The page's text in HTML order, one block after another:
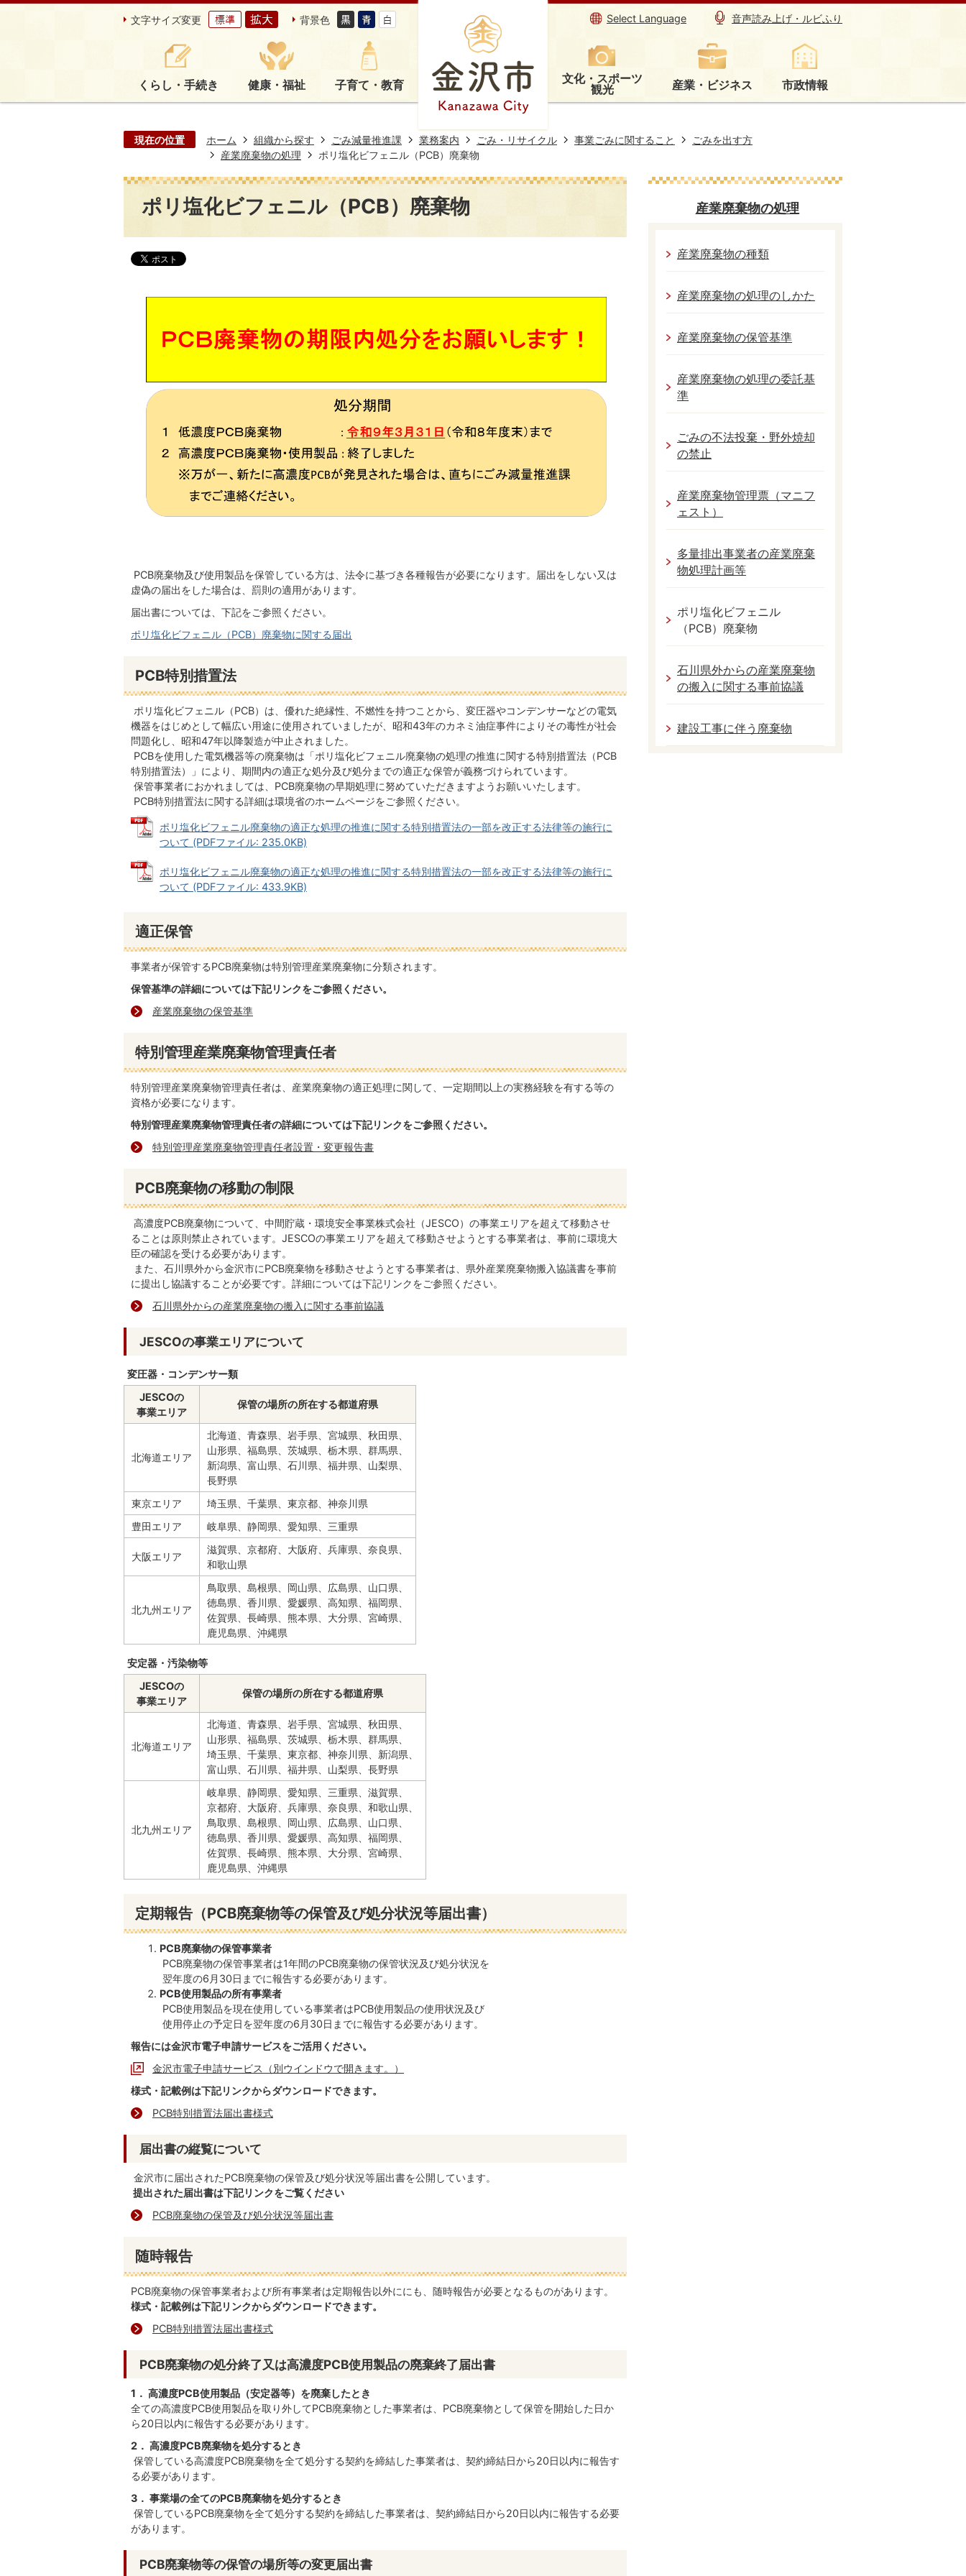
文字サイズ変更 背景色 Select Language 音声読み上げ・ルビふり
くらし・手続き 健康・福祉 子育て・教育 文化・スポーツ
観光 産業・ビジネス 市政情報
現在の位置 ホーム 組織から探す ごみ減量推進課 業務案内 ごみ・リサイクル 事業ごみに関すること
ごみを出す方
産業廃棄物の処理
ポリ塩化ビフェニル（PCB）廃棄物
ポリ塩化ビフェニル（PCB）廃棄物
PCB廃棄物及び使用製品を保管している方は、法令に基づき各種報告が必要になります。届出をしない又は
虚偽の届出をした場合は、罰則の適用があります。
届出書については、下記をご参照ください。
ポリ塩化ビフェニル（PCB）廃棄物に関する届出
PCB特別措置法
ポリ塩化ビフェニル（PCB）は、優れた絶縁性、不燃性を持つことから、変圧器やコンデンサーなどの電気
機器をはじめとして幅広い用途に使用されていましたが、昭和43年のカネミ油症事件によりその毒性が社会
問題化し、昭和47年以降製造が中止されました。
PCBを使用した電気機器等の廃棄物は「ポリ塩化ビフェニル廃棄物の処理の推進に関する特別措置法（PCB
特別措置法）」により、期間内の適正な処分及び処分までの適正な保管が義務づけられています。
保管事業者におかれましては、PCB廃棄物の早期処理に努めていただきますようお願いいたします。
PCB特別措置法に関する詳細は環境省のホームページをご参照ください。
ポリ塩化ビフェニル廃棄物の適正な処理の推進に関する特別措置法の一部を改正する法律等の施行に
ついて (PDFファイル: 235.0KB)
ポリ塩化ビフェニル廃棄物の適正な処理の推進に関する特別措置法の一部を改正する法律等の施行に
ついて (PDFファイル: 433.9KB)
適正保管
事業者が保管するPCB廃棄物は特別管理産業廃棄物に分類されます。
保管基準の詳細については下記リンクをご参照ください。
産業廃棄物の保管基準
特別管理産業廃棄物管理責任者
特別管理産業廃棄物管理責任者は、産業廃棄物の適正処理に関して、一定期間以上の実務経験を有する等の
資格が必要になります。
特別管理産業廃棄物管理責任者の詳細については下記リンクをご参照ください。
特別管理産業廃棄物管理責任者設置・変更報告書
PCB廃棄物の移動の制限
高濃度PCB廃棄物について、中間貯蔵・環境安全事業株式会社（JESCO）の事業エリアを超えて移動させ
ることは原則禁止されています。JESCOの事業エリアを超えて移動させようとする事業者は、事前に環境大
臣の確認を受ける必要があります。
また、石川県外から金沢市にPCB廃棄物を移動させようとする事業者は、県外産業廃棄物搬入協議書を事前
に提出し協議することが必要です。詳細については下記リンクをご参照ください。
石川県外からの産業廃棄物の搬入に関する事前協議
JESCOの事業エリアについて
変圧器・コンデンサー類
JESCOの
事業エリア
保管の場所の所在する都道府県
北海道エリア
北海道、青森県、岩手県、宮城県、秋田県、
山形県、福島県、茨城県、栃木県、群馬県、
新潟県、富山県、石川県、福井県、山梨県、
長野県
東京エリア
埼玉県、千葉県、東京都、神奈川県
豊田エリア
岐阜県、静岡県、愛知県、三重県
大阪エリア
滋賀県、京都府、大阪府、兵庫県、奈良県、
和歌山県
北九州エリア
鳥取県、島根県、岡山県、広島県、山口県、
徳島県、香川県、愛媛県、高知県、福岡県、
佐賀県、長崎県、熊本県、大分県、宮崎県、
鹿児島県、沖縄県
安定器・汚染物等
JESCOの
事業エリア
保管の場所の所在する都道府県
北海道エリア
北海道、青森県、岩手県、宮城県、秋田県、
山形県、福島県、茨城県、栃木県、群馬県、
埼玉県、千葉県、東京都、神奈川県、新潟県、
富山県、石川県、福井県、山梨県、長野県
北九州エリア
岐阜県、静岡県、愛知県、三重県、滋賀県、
京都府、大阪府、兵庫県、奈良県、和歌山県、
鳥取県、島根県、岡山県、広島県、山口県、
徳島県、香川県、愛媛県、高知県、福岡県、
佐賀県、長崎県、熊本県、大分県、宮崎県、
鹿児島県、沖縄県
定期報告（PCB廃棄物等の保管及び処分状況等届出書）
PCB廃棄物の保管事業者
PCB廃棄物の保管事業者は1年間のPCB廃棄物の保管状況及び処分状況を
翌年度の6月30日までに報告する必要があります。
PCB使用製品の所有事業者
PCB使用製品を現在使用している事業者はPCB使用製品の使用状況及び
使用停止の予定日を翌年度の6月30日までに報告する必要があります。
報告には金沢市電子申請サービスをご活用ください。
金沢市電子申請サービス（別ウインドウで開きます。）
様式・記載例は下記リンクからダウンロードできます。
PCB特別措置法届出書様式
届出書の縦覧について
金沢市に届出されたPCB廃棄物の保管及び処分状況等届出書を公開しています。
提出された届出書は下記リンクをご覧ください
PCB廃棄物の保管及び処分状況等届出書
随時報告
PCB廃棄物の保管事業者および所有事業者は定期報告以外ににも、随時報告が必要となるものがあります。
様式・記載例は下記リンクからダウンロードできます。
PCB特別措置法届出書様式
PCB廃棄物の処分終了又は高濃度PCB使用製品の廃棄終了届出書
1． 高濃度PCB使用製品（安定器等）を廃棄したとき
全ての高濃度PCB使用製品を取り外してPCB廃棄物とした事業者は、PCB廃棄物として保管を開始した日か
ら20日以内に報告する必要があります。
2． 高濃度PCB廃棄物を処分するとき
保管している高濃度PCB廃棄物を全て処分する契約を締結した事業者は、契約締結日から20日以内に報告す
る必要があります。
3． 事業場の全てのPCB廃棄物を処分するとき
保管しているPCB廃棄物を全て処分する契約を締結した事業者は、契約締結日から20日以内に報告する必要
があります。
PCB廃棄物等の保管の場所等の変更届出書
産業廃棄物の処理
産業廃棄物の種類
産業廃棄物の処理のしかた
産業廃棄物の保管基準
産業廃棄物の処理の委託基
準
ごみの不法投棄・野外焼却
の禁止
産業廃棄物管理票（マニフ
ェスト）
多量排出事業者の産業廃棄
物処理計画等
ポリ塩化ビフェニル
（PCB）廃棄物
石川県外からの産業廃棄物
の搬入に関する事前協議
建設工事に伴う廃棄物